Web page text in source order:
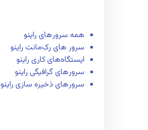
همه سرور‌های راینو
سرور ‌های رک‌مانت راینو
ایستگاه‌های کاری راینو
سرور‌های گرافیگی راینو
سرور‌های ذخیره سازی راینو